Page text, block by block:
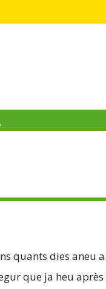
quants dies aneu a
que ja heu après